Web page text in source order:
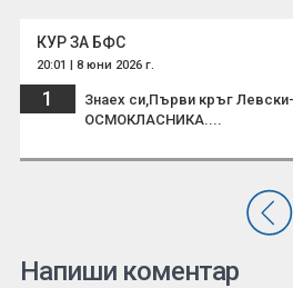
КУР ЗА БФС
20:01 | 8 юни 2026 г.
1
Знаех си,Първи кръг
ОСМОКЛАСНИКА....
Напиши коментар